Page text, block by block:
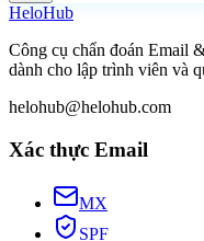
HeloHub
Công cụ chẩn đoán Email
dành cho lập trình viên và
helohub@helohub.com
Xác thực Email
MX
SPF